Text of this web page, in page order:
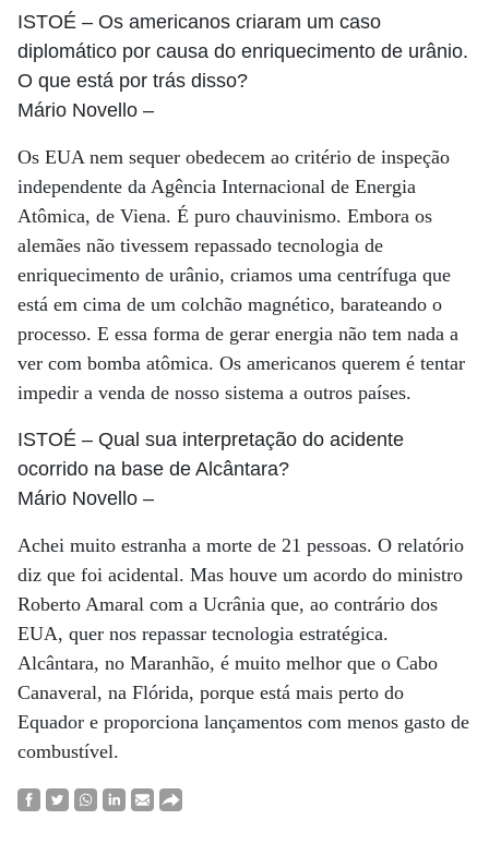
ISTOÉ – Os americanos criaram um caso
diplomático por causa do enriquecimento de urânio.
O que está por trás disso?
Mário Novello –
Os EUA nem sequer obedecem ao critério de inspeção
independente da Agência Internacional de Energia
Atômica, de Viena. É puro chauvinismo. Embora os
alemães não tivessem repassado tecnologia de
enriquecimento de urânio, criamos uma centrífuga que
está em cima de um colchão magnético, barateando o
processo. E essa forma de gerar energia não tem nada a
ver com bomba atômica. Os americanos querem é tentar
impedir a venda de nosso sistema a outros países.
ISTOÉ – Qual sua interpretação do acidente
ocorrido na base de Alcântara?
Mário Novello –
Achei muito estranha a morte de 21 pessoas. O relatório
diz que foi acidental. Mas houve um acordo do ministro
Roberto Amaral com a Ucrânia que, ao contrário dos
EUA, quer nos repassar tecnologia estratégica.
Alcântara, no Maranhão, é muito melhor que o Cabo
Canaveral, na Flórida, porque está mais perto do
Equador e proporciona lançamentos com menos gasto de
combustível.